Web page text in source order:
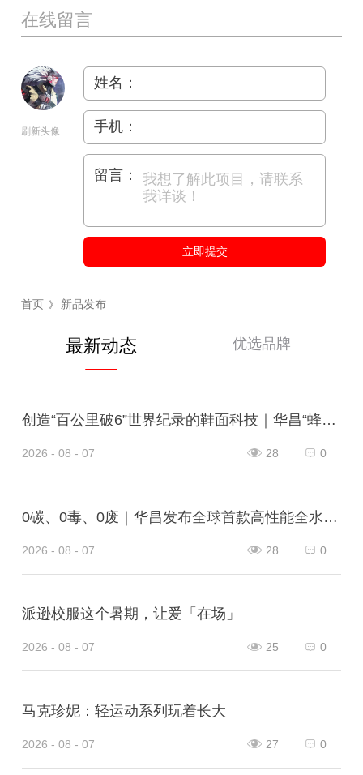
在线留言
刷新头像
姓名：
手机：
留言：
立即提交
首页 》 新品发布
最新动态 优选品牌
创造“百公里破6”世界纪录的鞋面科技｜华昌“蜂鸟翼网纱”定义极致轻量
2026 - 08 - 07 0
28
0碳、0毒、0废｜华昌发布全球首款高性能全水性鞋革“三零生态皮”
2026 - 08 - 07 0
28
派逊校服这个暑期，让爱「在场」
2026 - 08 - 07 0
25
马克珍妮：轻运动系列玩着长大
2026 - 08 - 07 0
27